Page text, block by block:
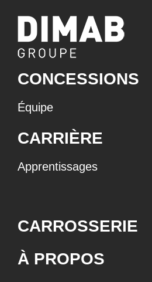
CONCESSIONS
Équipe
CARRIÈRE
Apprentissages
CARROSSERIE
À PROPOS